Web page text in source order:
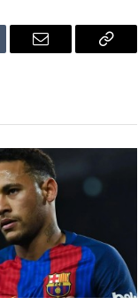
Email
Copy